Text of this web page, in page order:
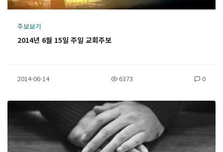
주보보기
2014년 6월 15일 주일 교회주보
2014-06-14 6373 0